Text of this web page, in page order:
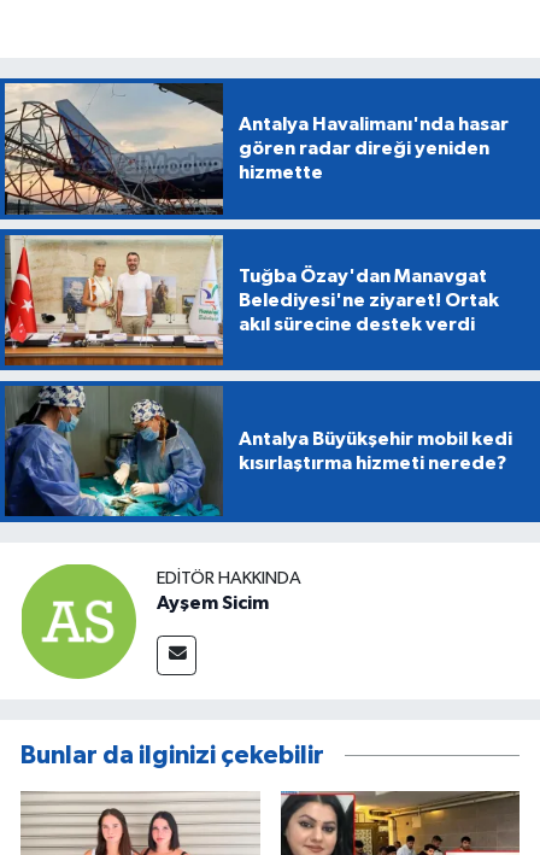
Antalya Havalimanı'nda hasar
gören radar direği yeniden
hizmette
Tuğba Özay'dan Manavgat
Belediyesi'ne ziyaret! Ortak
akıl sürecine destek verdi
Antalya Büyükşehir mobil kedi
kısırlaştırma hizmeti nerede?
EDITÖR HAKKINDA
Ayşem Sicim
Bunlar da ilginizi çekebilir